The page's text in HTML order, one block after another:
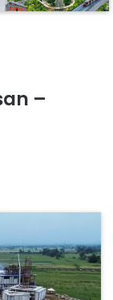
–